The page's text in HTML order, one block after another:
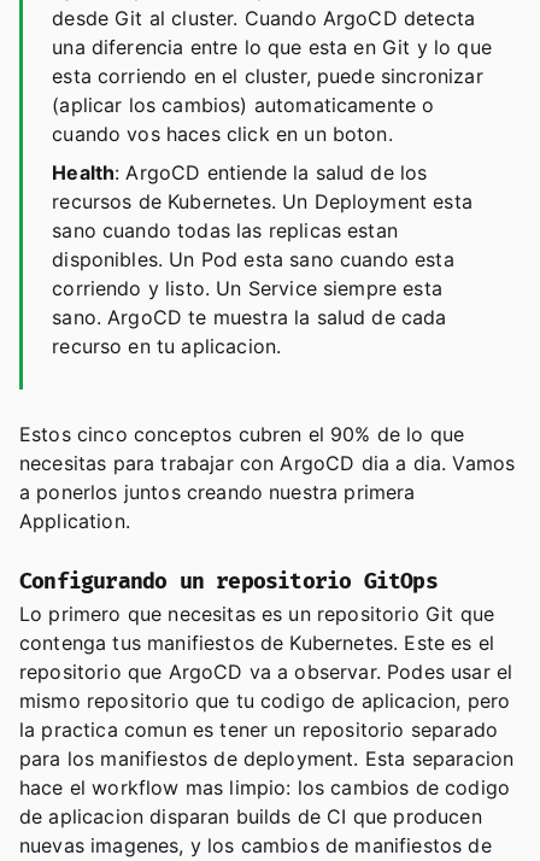
desde Git al cluster. Cuando ArgoCD detecta
una diferencia entre lo que esta en Git y lo que
esta corriendo en el cluster, puede sincronizar
(aplicar los cambios) automaticamente o
cuando vos haces click en un boton.
Health: ArgoCD entiende la salud de los
recursos de Kubernetes. Un Deployment esta
sano cuando todas las replicas estan
disponibles. Un Pod esta sano cuando esta
corriendo y listo. Un Service siempre esta
sano. ArgoCD te muestra la salud de cada
recurso en tu aplicacion.
Estos cinco conceptos cubren el 90% de lo que
necesitas para trabajar con ArgoCD dia a dia. Vamos
a ponerlos juntos creando nuestra primera
Application.
Configurando un repositorio GitOps
Lo primero que necesitas es un repositorio Git que
contenga tus manifiestos de Kubernetes. Este es el
repositorio que ArgoCD va a observar. Podes usar el
mismo repositorio que tu codigo de aplicacion, pero
la practica comun es tener un repositorio separado
para los manifiestos de deployment. Esta separacion
hace el workflow mas limpio: los cambios de codigo
de aplicacion disparan builds de CI que producen
nuevas imagenes, y los cambios de manifiestos de